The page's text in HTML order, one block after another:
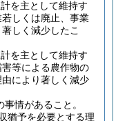
を主として維持す
しくは廃止、事業
しく減少したこ
を主として維持す
等による農作物の
により著しく減少
情があること。
猶予を必要とする理